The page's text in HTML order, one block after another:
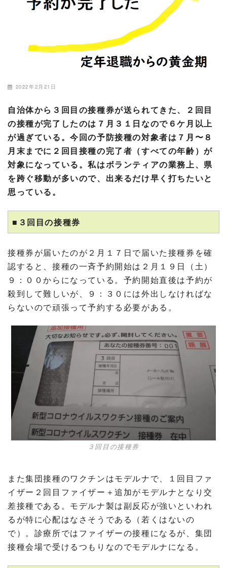
2022年2月21日
自治体から３回目の接種券が送られてきた、２回目
の接種が完了したのは７月３１日なので６ケ月以上
が過ぎている。今回の予防接種の対象者は７月〜８
月末までに２回目接種の完了者（すべての年齢）が
対象になっている。私はボランティアの業務上、県
を跨ぐ移動が多いので、出来るだけ早く打ちたいと
思っている。
■３回目の接種券
接種券が届いたのが２月１７日で届いた接種券を確
認すると、接種の一斉予約開始は２月１９日（土）
９：００からになっている。予約開始直後は予約が
殺到して難しいが、９：３０には外出しなければな
らないので頑張って予約する必要がある。
３回目の接種券
また集団接種のワクチンはモデルナで、１回目ファ
イザー２回目ファイザー＋追加がモデルナとなり交
差接種である。モデルナ製は副反応が強いといわれ
るが特に心配はなさそうである（若くはないの
で）。診療所ではファイザーの接種になるが、集団
接種会場で受けるつもりなのでモデルナになる。